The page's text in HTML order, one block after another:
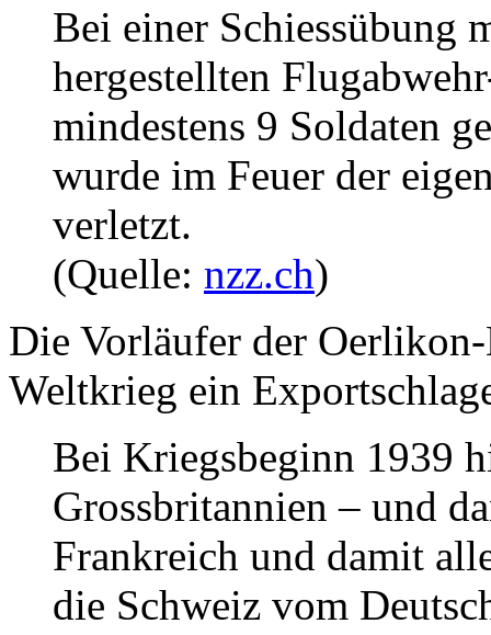
Bei einer Schiessübung
hergestellten
mindestens 9 Soldaten
wurde im Feuer der
verletzt.
(Quelle: nzz.ch)
Die Vorläufer der
Weltkrieg ein
Bei Kriegsbeginn 1939
Grossbritannien – und
Frankreich und damit
die Schweiz vom